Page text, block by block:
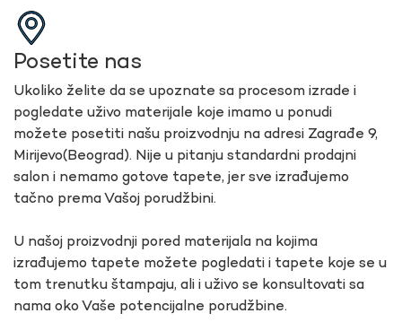
Posetite nas
Ukoliko želite da se upoznate sa procesom izrade i
pogledate uživo materijale koje imamo u ponudi
možete posetiti našu proizvodnju na adresi Zagrađe 9,
Mirijevo(Beograd). Nije u pitanju standardni prodajni
salon i nemamo gotove tapete, jer sve izrađujemo
tačno prema Vašoj porudžbini.
U našoj proizvodnji pored materijala na kojima
izrađujemo tapete možete pogledati i tapete koje se u
tom trenutku štampaju, ali i uživo se konsultovati sa
nama oko Vaše potencijalne porudžbine.